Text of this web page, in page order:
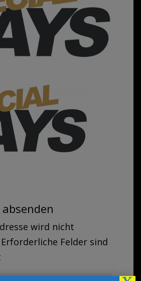
wird nicht
Erforderliche Felder sind